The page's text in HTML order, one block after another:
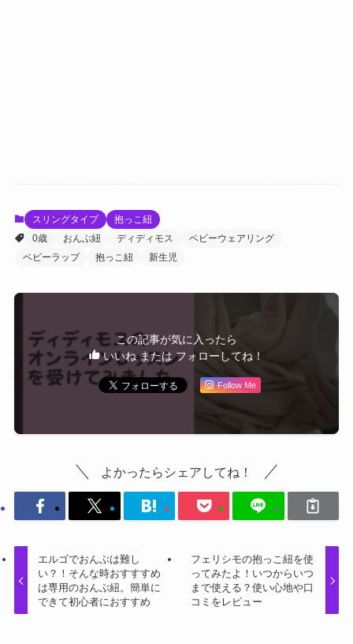
スリングタイプ
抱っこ紐
0歳
おんぶ紐 ディディモス
ベビーウェアリング
ベビーラップ
抱っこ紐 新生児
この記事が気に入ったら
いいね または フォローしてね！
Follow Me
よかったらシェアしてね！
エルゴでおんぶは難し
い？！そんな時おすすすめ
は専用のおんぶ紐。簡単に
できて初心者におすすめ
フェリシモの抱っこ紐を使
ってみたよ！いつからいつ
まで使える？使い心地や口
コミをレビュー